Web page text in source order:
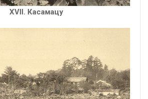
XVІІ. Касамацу